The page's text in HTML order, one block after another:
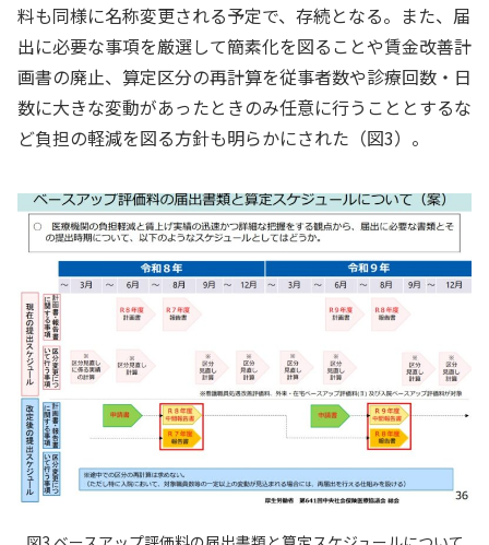
料も同様に名称変更される予定で、存続となる。また、届
出に必要な事項を厳選して簡素化を図ることや賃金改善計
画書の廃止、算定区分の再計算を従事者数や診療回数・日
数に大きな変動があったときのみ任意に行うこととするな
ど負担の軽減を図る方針も明らかにされた（図3）。